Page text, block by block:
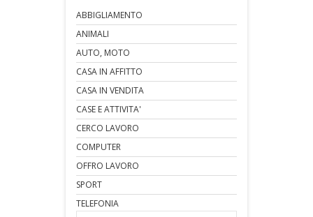
ABBIGLIAMENTO
ANIMALI
AUTO, MOTO
CASA IN AFFITTO
CASA IN VENDITA
CASE E ATTIVITA'
CERCO LAVORO
COMPUTER
OFFRO LAVORO
SPORT
TELEFONIA